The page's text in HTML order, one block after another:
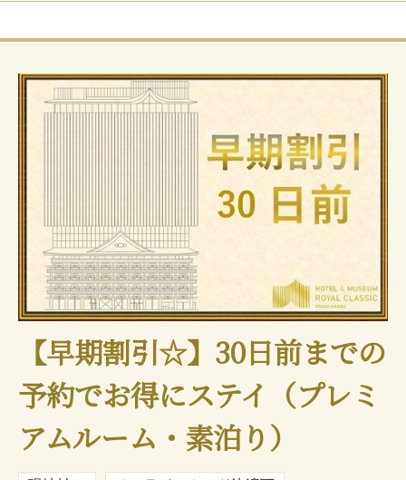
【早期割引☆】30日前までの
予約でお得にステイ（プレミ
アムルーム・素泊り）